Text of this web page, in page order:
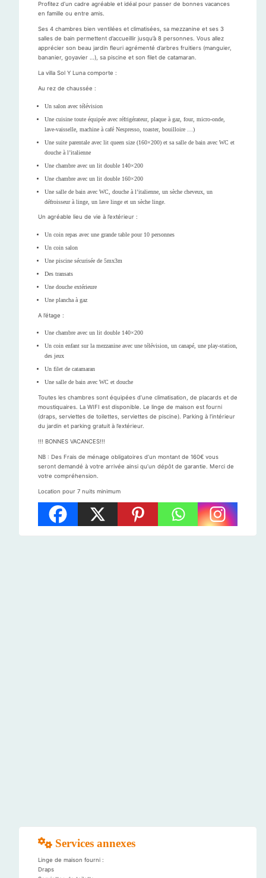
Profitez d’un cadre agréable et idéal pour passer de bonnes vacances
en famille ou entre amis.
Ses 4 chambres bien ventilées et climatisées, sa mezzanine et ses 3
salles de bain permettent d’accueillir jusqu’à 8 personnes. Vous allez
apprécier son beau jardin fleuri agrémenté d’arbres fruitiers (manguier,
bananier, goyavier …), sa piscine et son filet de catamaran.
La villa Sol Y Luna comporte :
Au rez de chaussée :
Un salon avec télévision
Une cuisine toute équipée avec réfrigérateur, plaque à gaz, four, micro-onde,
lave-vaisselle, machine à café Nespresso, toaster, bouilloire …)
Une suite parentale avec lit queen size (160×200) et sa salle de bain avec WC et
douche à l’italienne
Une chambre avec un lit double 140×200
Une chambre avec un lit double 160×200
Une salle de bain avec WC, douche à l’italienne, un sèche cheveux, un
défroisseur à linge, un lave linge et un sèche linge.
Un agréable lieu de vie à l’extérieur :
Un coin repas avec une grande table pour 10 personnes
Un coin salon
Une piscine sécurisée de 5mx3m
Des transats
Une douche extérieure
Une plancha à gaz
A l’étage :
Une chambre avec un lit double 140×200
Un coin enfant sur la mezzanine avec une télévision, un canapé, une play-station,
des jeux
Un filet de catamaran
Une salle de bain avec WC et douche
Toutes les chambres sont équipées d’une climatisation, de placards et de
moustiquaires. La WIFI est disponible. Le linge de maison est fourni
(draps, serviettes de toilettes, serviettes de piscine). Parking à l’intérieur
du jardin et parking gratuit à l’extérieur.
!!! BONNES VACANCES!!!
NB : Des Frais de ménage obligatoires d’un montant de 160€ vous
seront demandé à votre arrivée ainsi qu’un dépôt de garantie. Merci de
votre compréhension.
Location pour 7 nuits minimum
Services annexes
Linge de maison fourni :
Draps